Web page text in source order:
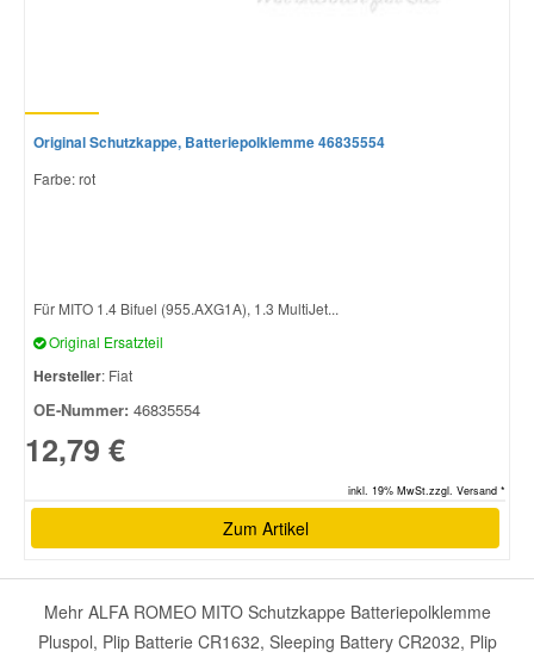
Original Schutzkappe, Batteriepolklemme 46835554
Farbe: rot
Für MITO 1.4 Bifuel (955.AXG1A), 1.3 MultiJet...
Original Ersatzteil
Hersteller: Fiat
OE-Nummer: 46835554
12,79 €
inkl. 19% MwSt.zzgl. Versand *
Zum Artikel
Mehr ALFA ROMEO MITO Schutzkappe Batteriepolklemme
Pluspol, Plip Batterie CR1632, Sleeping Battery CR2032, Plip